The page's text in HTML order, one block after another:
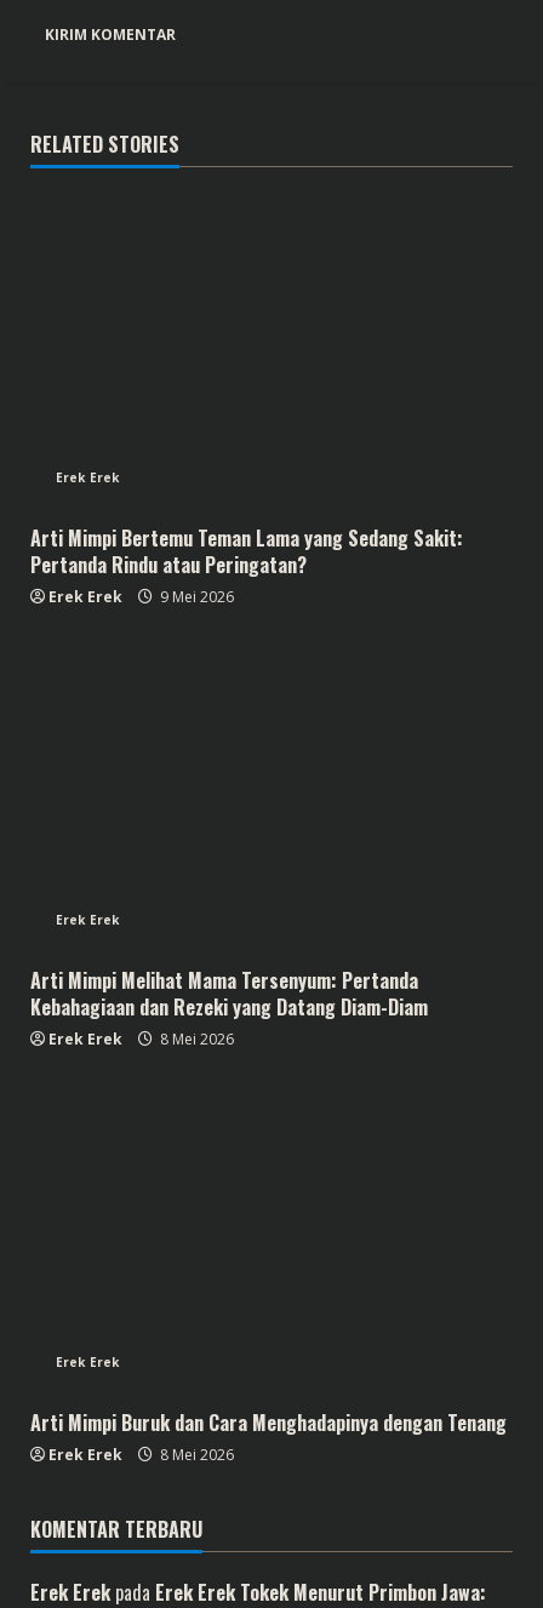
RELATED STORIES
Erek Erek
Arti Mimpi Bertemu Teman Lama yang Sedang Sakit:
Pertanda Rindu atau Peringatan?
Erek Erek 9 Mei 2026
Erek Erek
Arti Mimpi Melihat Mama Tersenyum: Pertanda
Kebahagiaan dan Rezeki yang Datang Diam-Diam
Erek Erek 8 Mei 2026
Erek Erek
Arti Mimpi Buruk dan Cara Menghadapinya dengan Tenang
Erek Erek 8 Mei 2026
KOMENTAR TERBARU
Erek Erek pada Erek Erek Tokek Menurut Primbon Jawa: